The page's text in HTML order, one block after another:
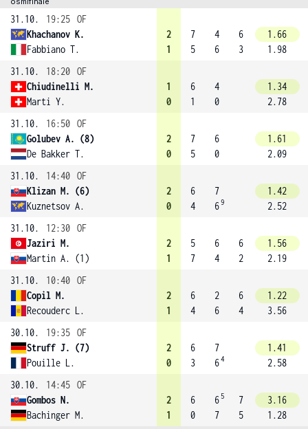
31.10. 19:25 OF
Khachanov K.
Fabbiano T.
2
1
7
5
4
6
6
3
1.66
1.98
31.10.
18:20 OF
Chiudinelli M.
Marti Y.
1
0
6
1
4
0
1.34
2.78
31.10.
16:50 OF
Golubev A. (8)
De Bakker T.
2
0
7
5
6
0
1.61
2.09
31.10.
14:40 OF
Klizan M. (6)
Kuznetsov A.
2
0
6
4
7
69
1.42
2.52
31.10.
12:30 OF
Jaziri M.
Martin A. (1)
2
1
5
7
6
4
6
2
1.56
2.19
31.10.
10:40 OF
Copil M.
Recouderc L.
2
1
6
4
2
6
6
4
1.22
3.56
30.10.
19:35 OF
Struff J. (7)
Pouille L.
2
0
6
3
7
64
1.41
2.58
30.10.
14:45 OF
Gombos N.
Bachinger M.
2
1
6
0
6 5
7
7
5
3.16
1.28